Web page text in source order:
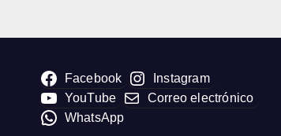
Facebook
Instagram
YouTube
Correo electrónico
WhatsApp